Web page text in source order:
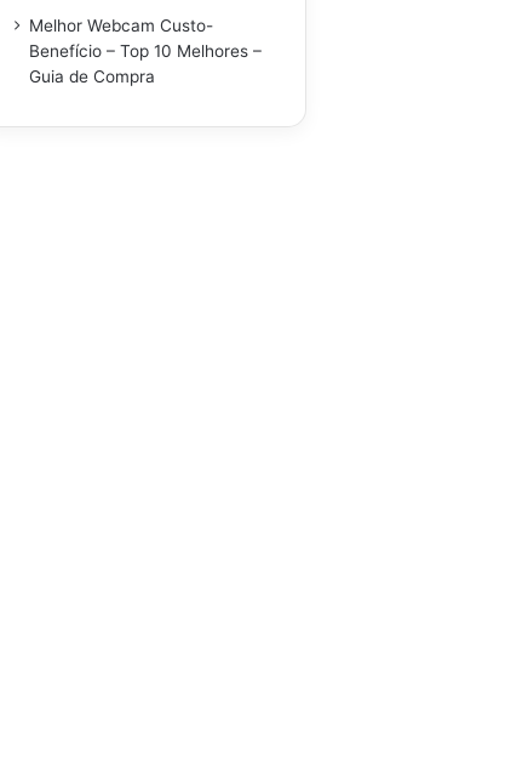
Melhor Webcam Custo-
Benefício – Top 10 Melhores –
Guia de Compra